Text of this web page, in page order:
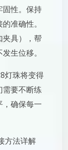
固性。保持
准确性。
夹具），帮
生位移。
灯珠将变得
要不断练
，确保每一
方法详解